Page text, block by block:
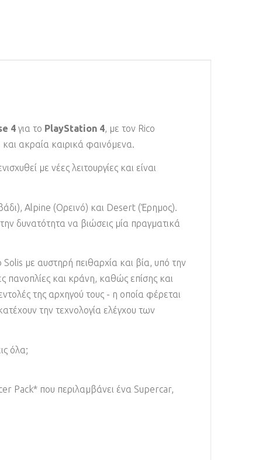
4 για το PlayStation 4, με τον Rico
και ακραία καιρικά φαινόμενα.
με νέες λειτουργίες και είναι
Alpine (Ορεινό) και Desert (Έρημος).
δυνατότητα να βιώσεις μία πραγματικά
με αυστηρή πειθαρχία και βία, υπό την
πανοπλίες και κράνη, καθώς επίσης και
της αρχηγού τους - η οποία φέρεται
την τεχνολογία ελέγχου των
όλα;
Pack* που περιλαμβάνει ένα Supercar,